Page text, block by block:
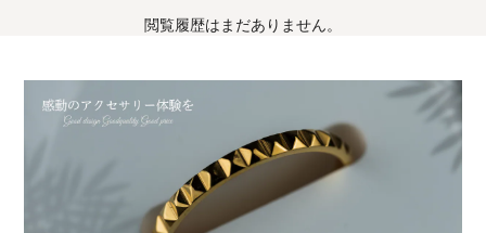
閲覧履歴はまだありません。